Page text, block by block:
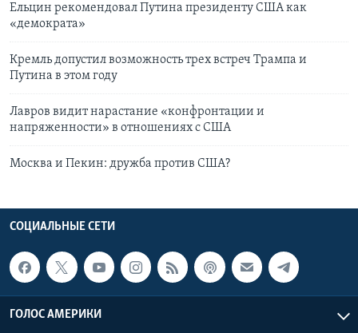
Ельцин рекомендовал Путина президенту США как
«демократа»
Кремль допустил возможность трех встреч Трампа и
Путина в этом году
Лавров видит нарастание «конфронтации и
напряженности» в отношениях с США
Москва и Пекин: дружба против США?
СОЦИАЛЬНЫЕ СЕТИ
ГОЛОС АМЕРИКИ